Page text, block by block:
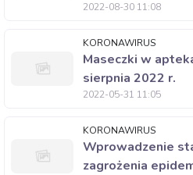
2022-08-30 11:08
KORONAWIRUS
Maseczki w
sierpnia 2022 r.
2022-05-31 11:05
KORONAWIRUS
Wprowadzenie
zagrożenia